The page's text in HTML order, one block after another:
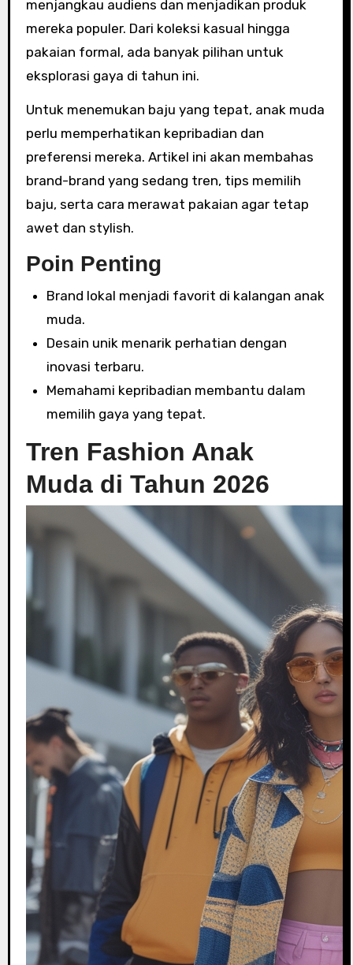
menjangkau audiens dan menjadikan produk
mereka populer. Dari koleksi kasual hingga
pakaian formal, ada banyak pilihan untuk
eksplorasi gaya di tahun ini.
Untuk menemukan baju yang tepat, anak muda
perlu memperhatikan kepribadian dan
preferensi mereka. Artikel ini akan membahas
brand-brand yang sedang tren, tips memilih
baju, serta cara merawat pakaian agar tetap
awet dan stylish.
Poin Penting
Brand lokal menjadi favorit di kalangan anak
muda.
Desain unik menarik perhatian dengan
inovasi terbaru.
Memahami kepribadian membantu dalam
memilih gaya yang tepat.
Tren Fashion Anak
Muda di Tahun 2026